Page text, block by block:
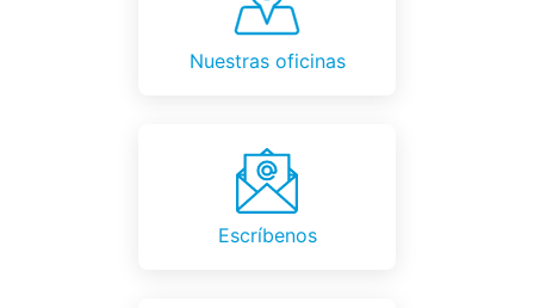
Nuestras oficinas
Escríbenos